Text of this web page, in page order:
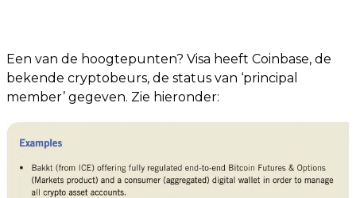
Een van de hoogtepunten? Visa heeft Coinbase, de
bekende cryptobeurs, de status van ‘principal
member’ gegeven. Zie hieronder: